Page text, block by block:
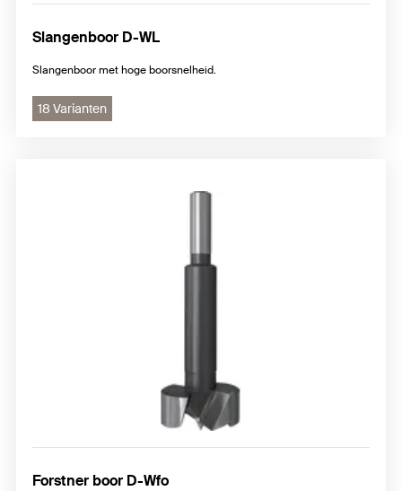
Slangenboor D-WL
Slangenboor met hoge boorsnelheid.
18 Varianten
Forstner boor D-Wfo